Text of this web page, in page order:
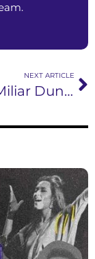
NEXT ARTICLE
“Sejuta Miliar Dunia”, Perjalanan Cinta dan Hubungan Batin Antara Orang Tua dan Anak